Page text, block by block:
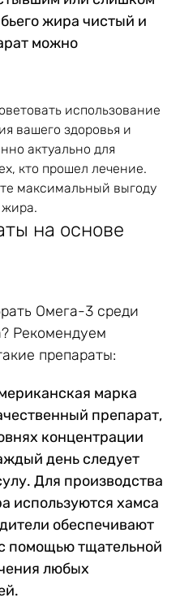
жира чистый и
можно
использование
вашего здоровья и
актуально для
кто прошел лечение.
максимальный выгоду
жира.
на основе
Омега-3 среди
Рекомендуем
препараты:
марка
препарат,
концентрации
день следует
Для производства
используются хамса
обеспечивают
помощью тщательной
любых